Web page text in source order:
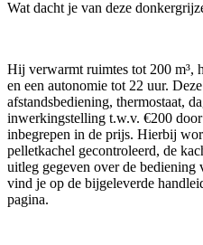
Wat dacht je van deze
Hij verwarmt ruimtes tot 200 m³,
en een autonomie tot 22 uur.
afstandsbediening, thermostaat,
inwerkingstelling t.w.v. €200
inbegrepen in de prijs. Hierbij
pelletkachel gecontroleerd, de
uitleg gegeven over de
vind je op de bijgeleverde
pagina.